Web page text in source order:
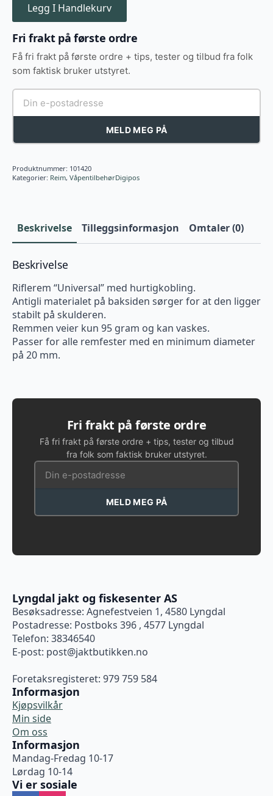
Legg I Handlekurv
Fri frakt på første ordre
Få fri frakt på første ordre + tips, tester og tilbud fra folk
som faktisk bruker utstyret.
MELD MEG PÅ
Produktnummer: 101420
Kategorier: Reim, VåpentilbehørDigipos
Beskrivelse Tilleggsinformasjon Omtaler (0)
Beskrivelse
Riflerem “Universal” med hurtigkobling.
Antigli materialet på baksiden sørger for at den ligger
stabilt på skulderen.
Remmen veier kun 95 gram og kan vaskes.
Passer for alle remfester med en minimum diameter
på 20 mm.
Fri frakt på første ordre
Få fri frakt på første ordre + tips, tester og tilbud
fra folk som faktisk bruker utstyret.
MELD MEG PÅ
Lyngdal jakt og fiskesenter AS
Besøksadresse: Agnefestveien 1, 4580 Lyngdal
Postadresse: Postboks 396 , 4577 Lyngdal
Telefon: 38346540
E-post: post@jaktbutikken.no
Foretaksregisteret: 979 759 584
Informasjon
Kjøpsvilkår
Min side
Om oss
Informasjon
Mandag-Fredag 10-17
Lørdag 10-14
Vi er sosiale